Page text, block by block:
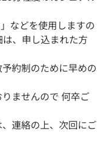
などを使用しますの
、申し込まれた方
約制のために早めの
ませんので 何卒ご
連絡の上、次回にご